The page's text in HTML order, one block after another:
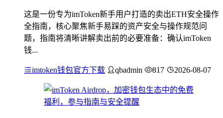
这是一份专为imToken新手用户打造的卖出ETH安全操作
全指南，核心聚焦新手易踩的资产安全与操作规范问
题，指南将清晰讲解卖出前的必要准备：确认imToken
钱...
imtoken钱包官方下载 qbadmin 817 2026-08-07